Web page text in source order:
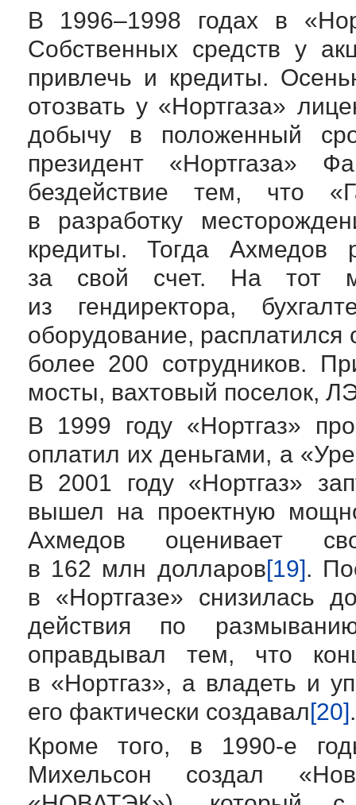
В 1996–1998 годах в
Собственных средств у
привлечь и кредиты.
отозвать у «Нортгаза»
добычу в положенный
президент «Нортгаза»
бездействие тем, что
в разработку
кредиты. Тогда Ахмедов
за свой счет. На тот
из гендиректора,
оборудование,
более 200 сотрудников.
мосты, вахтовый поселок,
В 1999 году «Нортгаз»
оплатил их деньгами, а
В 2001 году «Нортгаз»
вышел на проектную
Ахмедов оценивает
в 162 млн долларов[19].
в «Нортгазе» снизилась
действия по
оправдывал тем, что
в «Нортгаз», а владеть и
его фактически создавал[20].
Кроме того, в 1990-е
Михельсон создал